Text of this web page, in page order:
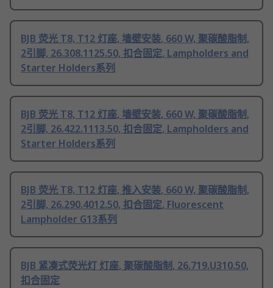
BJB 荧光 T8, T12 灯座, 墙壁安装, 660 W, 聚碳酸脂制,
2引脚, 26.308.1125.50, 扣合固定, Lampholders and
Starter Holders系列
BJB 荧光 T8, T12 灯座, 墙壁安装, 660 W, 聚碳酸脂制,
2引脚, 26.422.1113.50, 扣合固定, Lampholders and
Starter Holders系列
BJB 荧光 T8, T12 灯座, 推入安装, 660 W, 聚碳酸脂制,
2引脚, 26.290.4012.50, 扣合固定, Fluorescent
Lampholder G13系列
BJB 紧凑式荧光灯 灯座, 聚碳酸脂制, 26.719.U310.50,
扣合固定